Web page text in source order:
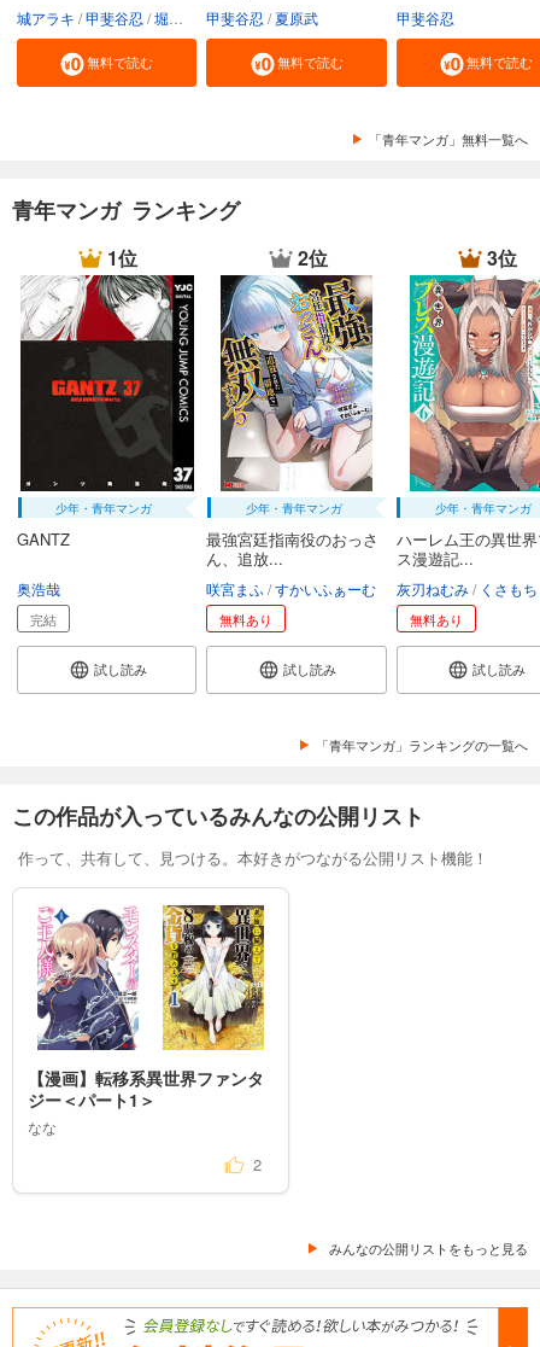
城アラキ 甲斐谷忍 堀賢一
無料で読む
甲斐谷忍 夏原武
無料で読む
甲斐谷忍
無料で読む
「青年マンガ」無料一覧へ
青年マンガ ランキング
1位
少年・青年マンガ
GANTZ
奥浩哉
完結
試し読み
2位
少年・青年マンガ
最強宮廷指南役のおっさ
ん、追放...
咲宮まふ すかいふぁーむ
無料あり
試し読み
3位
少年・青年マンガ
ハーレム王の異世
ス漫遊記...
灰刃ねむみ くさもち
無料あり
試し読み
「青年マンガ」ランキングの一覧へ
この作品が入っているみんなの公開リスト
作って、共有して、見つける。本好きがつながる公開リスト機能！
【漫画】転移系異世界ファンタ
ジー＜パート1＞
なな
2
みんなの公開リストをもっと見る